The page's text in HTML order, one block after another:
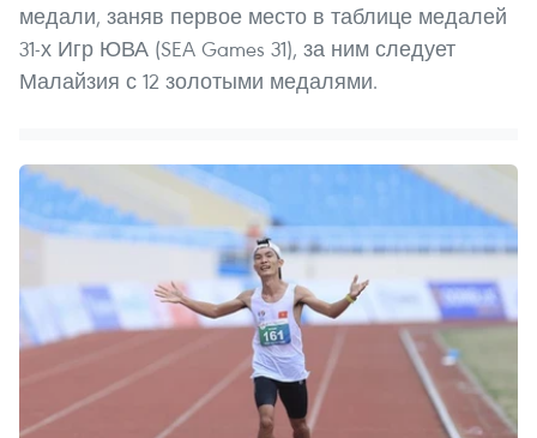
медали, заняв первое место в таблице медалей
31-х Игр ЮВА (SEA Games 31), за ним следует
Малайзия с 12 золотыми медалями.